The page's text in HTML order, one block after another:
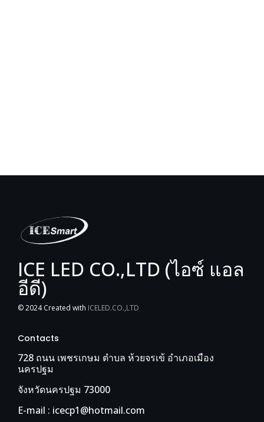
ICE LED CO.,LTD (ไอซ์ แอล
อีดี)
© 2024 Created with ICELED.CO.,LTD
Contacts
728 ถนน เพชรเกษม ตำบล ห้วยจรเข้ อำเภอเมือง
นครปฐม
จังหวัดนครปฐม 73000
E-mail : icecp1@hotmail.com